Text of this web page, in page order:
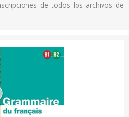
de todos los archivos de